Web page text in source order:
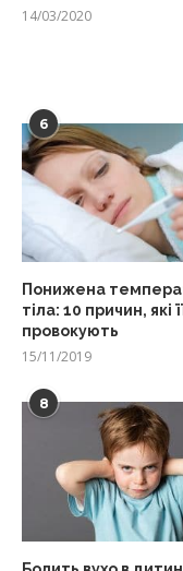
14/03/2020
6
Понижена
тіла: 10 причин, які
провокують
15/11/2019
8